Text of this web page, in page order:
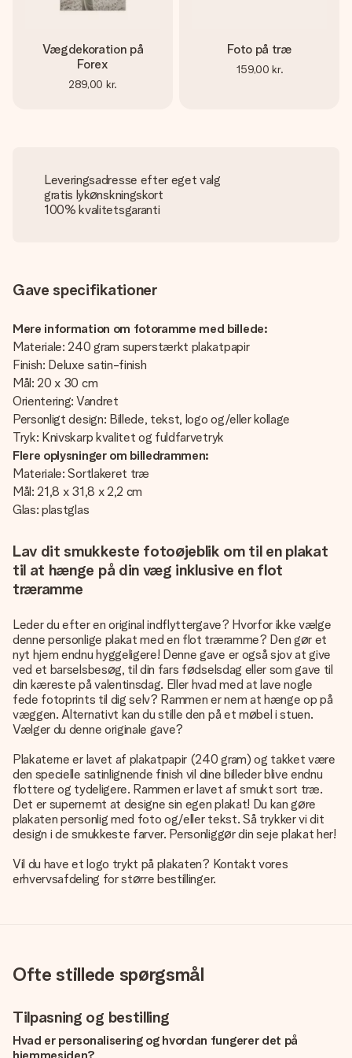
Vægdekoration på
Forex
289,00 kr.
Foto på træ
159,00 kr.
Leveringsadresse efter eget valg
gratis lykønskningskort
100% kvalitetsgaranti
Gave specifikationer
Mere information om fotoramme med billede:
Materiale: 240 gram superstærkt plakatpapir
Finish: Deluxe satin-finish
Mål: 20 x 30 cm
Orientering: Vandret
Personligt design: Billede, tekst, logo og/eller kollage
Tryk: Knivskarp kvalitet og fuldfarvetryk
Flere oplysninger om billedrammen:
Materiale: Sortlakeret træ
Mål: 21,8 x 31,8 x 2,2 cm
Glas: plastglas
Lav dit smukkeste fotoøjeblik om til en plakat
til at hænge på din væg inklusive en flot
træramme
Leder du efter en original indflyttergave? Hvorfor ikke vælge
denne personlige plakat med en flot træramme? Den gør et
nyt hjem endnu hyggeligere! Denne gave er også sjov at give
ved et barselsbesøg, til din fars fødselsdag eller som gave til
din kæreste på valentinsdag. Eller hvad med at lave nogle
fede fotoprints til dig selv? Rammen er nem at hænge op på
væggen. Alternativt kan du stille den på et møbel i stuen.
Vælger du denne originale gave?
Plakaterne er lavet af plakatpapir (240 gram) og takket være
den specielle satinlignende finish vil dine billeder blive endnu
flottere og tydeligere. Rammen er lavet af smukt sort træ.
Det er supernemt at designe sin egen plakat! Du kan gøre
plakaten personlig med foto og/eller tekst. Så trykker vi dit
design i de smukkeste farver. Personliggør din seje plakat her!
Vil du have et logo trykt på plakaten? Kontakt vores
erhvervsafdeling for større bestillinger.
Ofte stillede spørgsmål
Tilpasning og bestilling
Hvad er personalisering og hvordan fungerer det på